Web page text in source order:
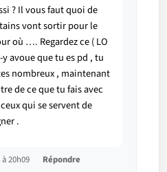
? Il vous faut quoi de
vont sortir pour le
où …. Regardez ce ( LO
y avoue que tu es pd , tu
nombreux , maintenant
de ce que tu fais avec
qui se servent de
.
20h09 Répondre